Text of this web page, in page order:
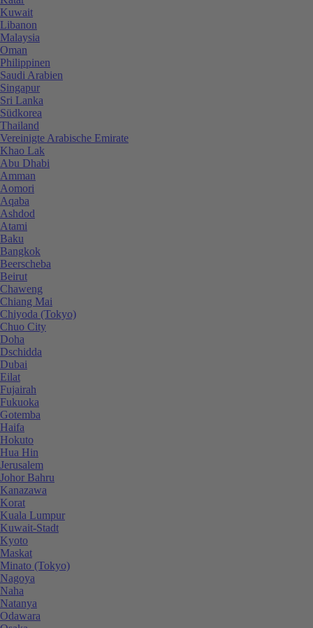
Kuwait
Libanon
Malaysia
Oman
Philippinen
Saudi Arabien
Singapur
Sri Lanka
Südkorea
Thailand
Vereinigte Arabische Emirate
Khao Lak
Abu Dhabi
Amman
Aomori
Aqaba
Ashdod
Atami
Baku
Bangkok
Beerscheba
Beirut
Chaweng
Chiang Mai
Chiyoda (Tokyo)
Chuo City
Doha
Dschidda
Dubai
Eilat
Fujairah
Fukuoka
Gotemba
Haifa
Hokuto
Hua Hin
Jerusalem
Johor Bahru
Kanazawa
Korat
Kuala Lumpur
Kuwait-Stadt
Kyoto
Maskat
Minato (Tokyo)
Nagoya
Naha
Natanya
Odawara